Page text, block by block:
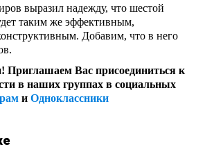
выразил надежду, что шестой
таким же эффективным,
Добавим, что в него
Приглашаем Вас присоединиться к
в наших группах в социальных
и Одноклассники